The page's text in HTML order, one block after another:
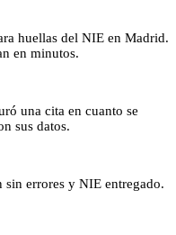
huellas del NIE en Madrid.
en minutos.
una cita en cuanto se
sus datos.
sin errores y NIE entregado.